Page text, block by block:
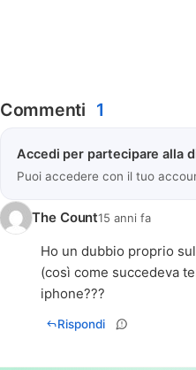
Commenti 1
Accedi per partecipare alla
Puoi accedere con il tuo
The Count15 anni fa
Ho un dubbio proprio
(così come succedeva
iphone???
Rispondi